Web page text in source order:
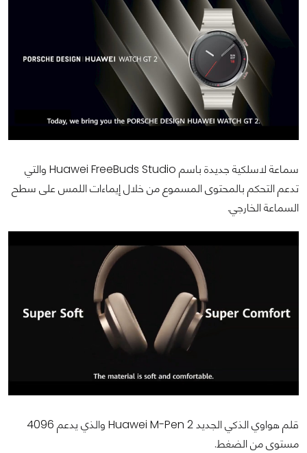
سماعة لاسلكية جديدة باسم Huawei FreeBuds Studio والتي
تدعم التحكم بالمحتوى المسموع من خلال إيماءات اللمس على سطح
السماعة الخارجي.
قلم هواوي الذكي الجديد Huawei M-Pen 2 والذي يدعم 4096
مستوى من الضغط.